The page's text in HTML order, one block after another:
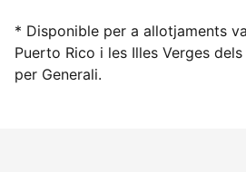
* Disponible per a allotjaments
Puerto Rico i les Illes Verges
per Generali.